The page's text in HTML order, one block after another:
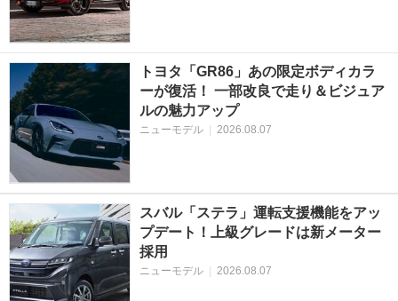
トヨタ「GR86」あの限定ボディカラ
ーが復活！ 一部改良で走り＆ビジュア
ルの魅力アップ
ニューモデル | 2026.08.07
スバル「ステラ」運転支援機能をアッ
プデート！上級グレードは新メーター
採用
ニューモデル | 2026.08.07